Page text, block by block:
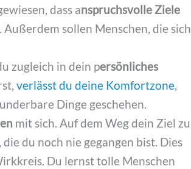
dass anspruchsvolle Ziele
sollen Menschen, die sich
zugleich in dein persönliches
verlässt du deine Komfortzone,
Dinge geschehen.
mit sich. Auf dem Weg dein Ziel zu
du noch nie gegangen bist. Dies
Du lernst tolle Menschen